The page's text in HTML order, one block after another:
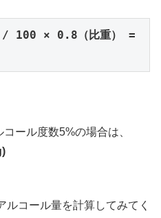
100 × 0.8（比重） =
ール度数5%の場合は、
コール量を計算してみてく